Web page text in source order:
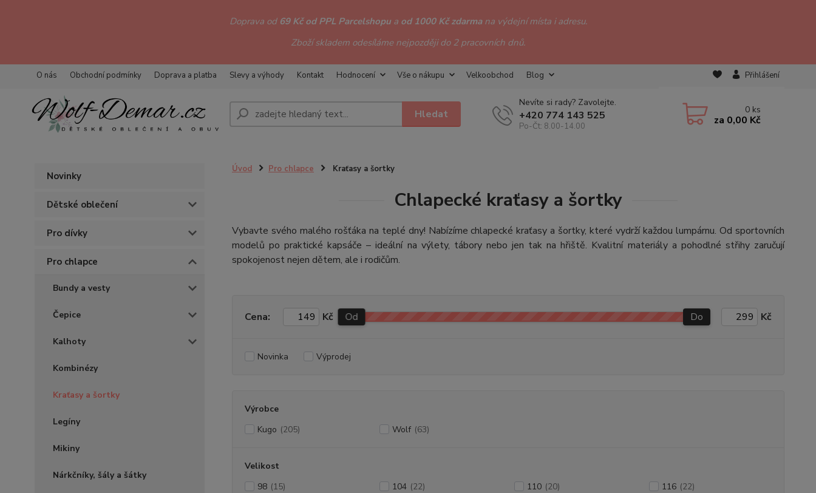
Doprava od 69 Kč od PPL Parcelshopua od 1000 Kč zdarma na výdejní místa i adresu.
Zboží skladem odesíláme nejpozději do 2 pracovních dnů.
O nás Obchodní podmínky Doprava a platba Slevy a výhody Kontakt Hodnocení Vše o nákupu Velkoobchod Blog Přihlášení
Hledat
Nevíte si rady? Zavolejte.
+420 774 143 525
Po-Čt: 8.00-14.00
0 ks
za 0,00 Kč
Novinky
Dětské oblečení
Pro dívky
Pro chlapce
Bundy a vesty
Čepice
Kalhoty
Kombinézy
Kraťasy a šortky
Legíny
Mikiny
Nárkčníky, šály a šátky
Úvod Pro chlapce Kraťasy a šortky
Chlapecké kraťasy a šortky
Vybavte svého malého rošťáka na teplé dny! Nabízíme chlapecké kraťasy a šortky, které vydrží každou lumpárnu. Od sportovních
modelů po praktické kapsáče – ideální na výlety, tábory nebo jen tak na hřiště. Kvalitní materiály a pohodlné střihy zaručují
spokojenost nejen dětem, ale i rodičům.
Cena: Kč Od Do Kč
Novinka Výprodej
Výrobce
Kugo (205) Wolf (63)
Velikost
98 (15) 104 (22) 110 (20) 116 (22)